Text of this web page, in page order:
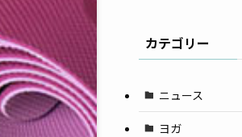
カテゴリー
ニュース
ヨガ